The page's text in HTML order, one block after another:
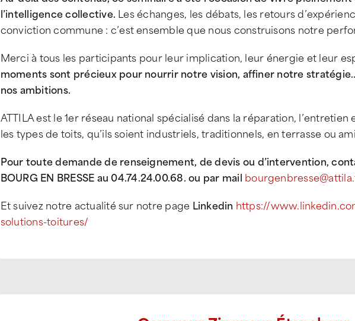
l’intelligence collective. Les échanges, les débats, les retours
conviction commune : c’est ensemble que nous construisons notre
Merci à tous les participants pour leur implication, leur énergie et leur
moments sont précieux pour nourrir notre vision, affiner notre
nos ambitions.
ATTILA est le 1er réseau national spécialisé dans la réparation,
les types de toits, qu’ils soient industriels, traditionnels, en terrasse ou
Pour toute demande de renseignement, de devis ou d’intervention,
BOURG EN BRESSE au 04.74.24.00.68. ou par mail
Et suivez notre actualité sur notre page Linkedin https://
solutions-toitures/